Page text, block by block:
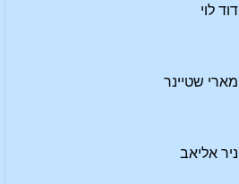
דוד לוי
מארי שטיינר
ניר אליאב